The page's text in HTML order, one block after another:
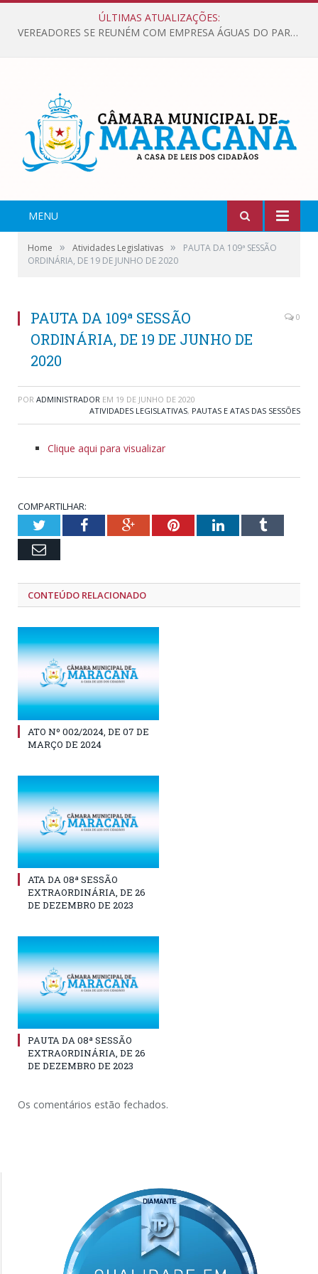
ÚLTIMAS ATUALIZAÇÕES:
VEREADORES SE REUNÉM COM EMPRESA ÁGUAS DO PARÁ, PARA APRESENTAR REIVINDICAÇÕES E MELHORIAS NA QUALIDADE DOS SERVIÇOS OFERECIDOS Á POPULAÇÃO.
MENU
Home » Atividades Legislativas »
PAUTA DA 109ª SESSÃO
ORDINÁRIA, DE 19 DE JUNHO DE 2020
PAUTA DA 109ª SESSÃO
ORDINÁRIA, DE 19 DE JUNHO DE
2020
0
POR ADMINISTRADOR EM 19 DE JUNHO DE 2020
ATIVIDADES LEGISLATIVAS, PAUTAS E ATAS DAS SESSÕES
Clique aqui para visualizar
COMPARTILHAR:
TwitterFacebookGoogle+PinterestLinkedInTumblr
Email
CONTEÚDO RELACIONADO
ATO Nº 002/2024, DE 07 DE
MARÇO DE 2024
ATA DA 08ª SESSÃO
EXTRAORDINÁRIA, DE 26
DE DEZEMBRO DE 2023
PAUTA DA 08ª SESSÃO
EXTRAORDINÁRIA, DE 26
DE DEZEMBRO DE 2023
Os comentários estão fechados.